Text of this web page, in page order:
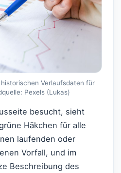
Verlaufsdaten für
Pexels (Lukas)
besucht, sieht
Häkchen für alle
laufenden oder
Vorfall, und im
Beschreibung des